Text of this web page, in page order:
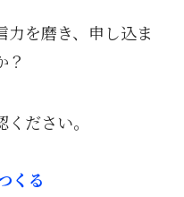
力を磨き、申し込ま
？
ださい。
くる